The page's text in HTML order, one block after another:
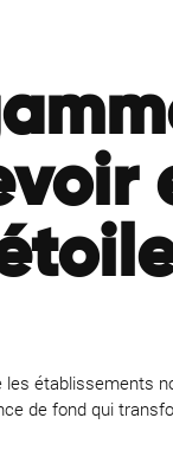
établissements
de fond qui